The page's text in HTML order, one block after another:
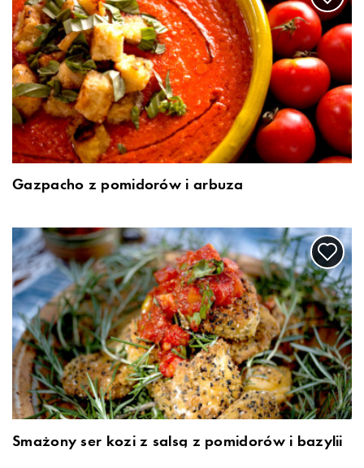
Gazpacho z pomidorów i arbuza
Smażony ser kozi z salsą z pomidorów i bazylii